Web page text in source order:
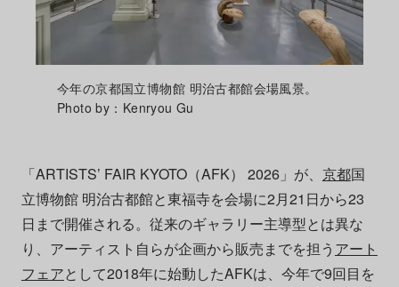
今年の京都国立博物館 明治古都館会場風景。
Photo by：Kenryou Gu
「ARTISTS’ FAIR KYOTO（AFK） 2026」が、 京都国
立博物館 明治古都館と東福寺を会場に2月21日から23
日まで開催される。従来のギャラリー主導型とは異な
り、アーティスト自らが企画から販売までを担う アート
フェアとして2018年に始動したAFKは、今年で9回目を